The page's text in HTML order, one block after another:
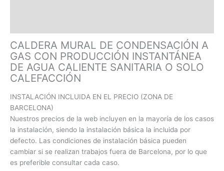
CALDERA MURAL DE CONDENSACIÓN A
GAS CON PRODUCCIÓN INSTANTÁNEA
DE AGUA CALIENTE SANITARIA O SOLO
CALEFACCIÓN
INSTALACIÓN INCLUIDA EN EL PRECIO (ZONA DE
BARCELONA)
Nuestros precios de la web incluyen en la mayoría de los casos
la instalación, siendo la instalación básica la incluida por
defecto. Las condiciones de instalación básica pueden
cambiar si se realizan trabajos fuera de Barcelona, por lo que
es preferible consultar cada caso.